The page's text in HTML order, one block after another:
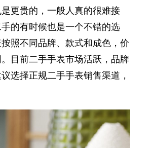
更贵的，一般人真的很难接
的有时候也是一个不错的选
照不同品牌、款式和成色，价
目前二手手表市场活跃，品牌
选择正规二手手表销售渠道，